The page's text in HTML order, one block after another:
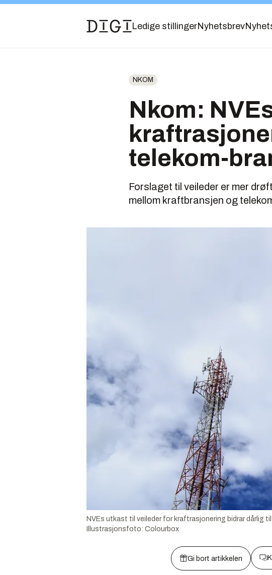
Ledige stillingerNyhetsbrev
NKOM
Nkom:
telekom-
Forslaget til veileder er mer
mellom kraftbransjen og
NVEs utkast til veileder for kraftrasjonering bidrar dårlig
Illustrasjonsfoto: Colourbox
Gi bort artikkelen